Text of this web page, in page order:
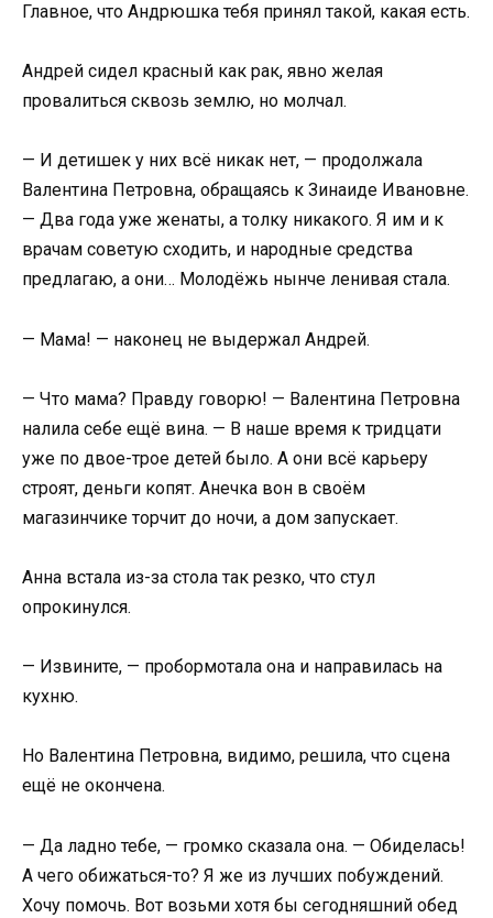
Главное, что Андрюшка тебя принял такой, какая есть.
Андрей сидел красный как рак, явно желая
провалиться сквозь землю, но молчал.
— И детишек у них всё никак нет, — продолжала
Валентина Петровна, обращаясь к Зинаиде Ивановне.
— Два года уже женаты, а толку никакого. Я им и к
врачам советую сходить, и народные средства
предлагаю, а они… Молодёжь нынче ленивая стала.
— Мама! — наконец не выдержал Андрей.
— Что мама? Правду говорю! — Валентина Петровна
налила себе ещё вина. — В наше время к тридцати
уже по двое-трое детей было. А они всё карьеру
строят, деньги копят. Анечка вон в своём
магазинчике торчит до ночи, а дом запускает.
Анна встала из-за стола так резко, что стул
опрокинулся.
— Извините, — пробормотала она и направилась на
кухню.
Но Валентина Петровна, видимо, решила, что сцена
ещё не окончена.
— Да ладно тебе, — громко сказала она. — Обиделась!
А чего обижаться-то? Я же из лучших побуждений.
Хочу помочь. Вот возьми хотя бы сегодняшний обед